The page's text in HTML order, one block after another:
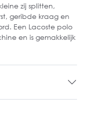
zij splitten,
geribde kraag en
Een Lacoste polo
en is gemakkelijk